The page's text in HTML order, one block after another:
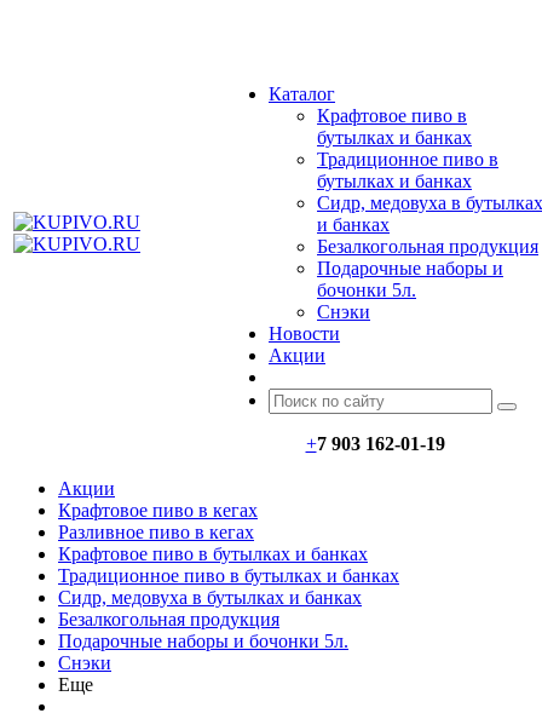
Каталог
Крафтовое пиво в
бутылках и банках
Традиционное пиво в
бутылках и банках
Сидр, медовуха в бутылках
и банках
Безалкогольная продукция
Подарочные наборы и
бочонки 5л.
Снэки
Новости
Акции
+7 903 162-01-19
Акции
Крафтовое пиво в кегах
Разливное пиво в кегах
Крафтовое пиво в бутылках и банках
Традиционное пиво в бутылках и банках
Сидр, медовуха в бутылках и банках
Безалкогольная продукция
Подарочные наборы и бочонки 5л.
Снэки
Еще